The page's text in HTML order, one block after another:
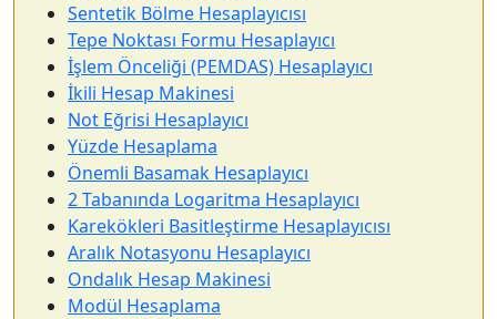
Sentetik Bölme Hesaplayıcısı
Tepe Noktası Formu Hesaplayıcı
İşlem Önceliği (PEMDAS) Hesaplayıcı
İkili Hesap Makinesi
Not Eğrisi Hesaplayıcı
Yüzde Hesaplama
Önemli Basamak Hesaplayıcı
2 Tabanında Logaritma Hesaplayıcı
Karekökleri Basitleştirme Hesaplayıcısı
Aralık Notasyonu Hesaplayıcı
Ondalık Hesap Makinesi
Modül Hesaplama